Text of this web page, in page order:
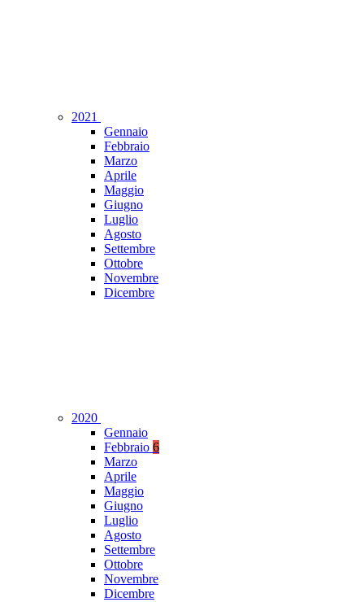
2021
Gennaio
Febbraio
Marzo
Aprile
Maggio
Giugno
Luglio
Agosto
Settembre
Ottobre
Novembre
Dicembre
2020
Gennaio
Febbraio 6
Marzo
Aprile
Maggio
Giugno
Luglio
Agosto
Settembre
Ottobre
Novembre
Dicembre